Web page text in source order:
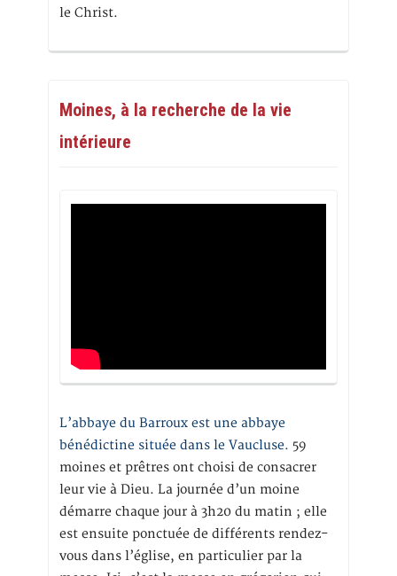
le Christ.
Moines, à la recherche de la vie
intérieure
L’abbaye du Barroux est une abbaye
bénédictine située dans le Vaucluse. 59
moines et prêtres ont choisi de consacrer
leur vie à Dieu. La journée d’un moine
démarre chaque jour à 3h20 du matin ; elle
est ensuite ponctuée de différents rendez-
vous dans l’église, en particulier par la